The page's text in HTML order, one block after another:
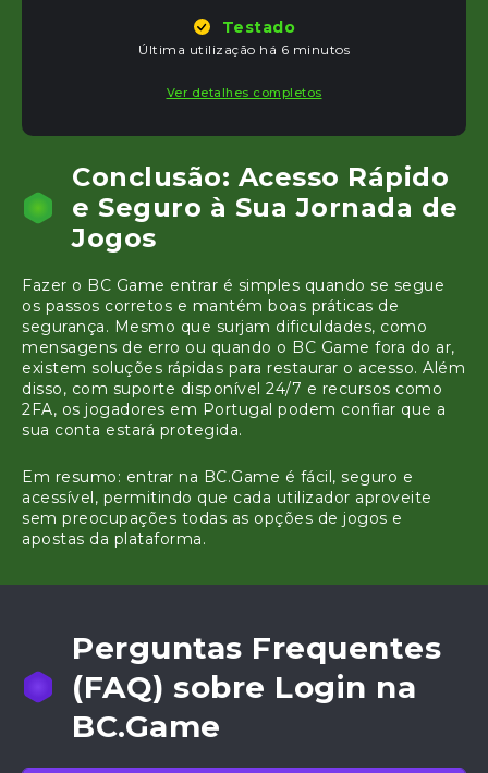
Testado
Última utilização há 6 minutos
Ver detalhes completos
Conclusão: Acesso Rápido
e Seguro à Sua Jornada de
Jogos
Fazer o BC Game entrar é simples quando se segue
os passos corretos e mantém boas práticas de
segurança. Mesmo que surjam dificuldades, como
mensagens de erro ou quando o BC Game fora do ar,
existem soluções rápidas para restaurar o acesso. Além
disso, com suporte disponível 24/7 e recursos como
2FA, os jogadores em Portugal podem confiar que a
sua conta estará protegida.
Em resumo: entrar na BC.Game é fácil, seguro e
acessível, permitindo que cada utilizador aproveite
sem preocupações todas as opções de jogos e
apostas da plataforma.
Perguntas Frequentes
(FAQ) sobre Login na
BC.Game